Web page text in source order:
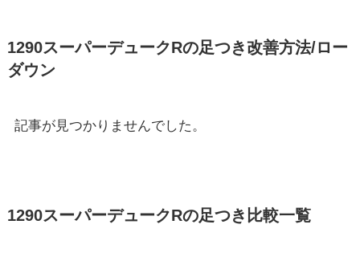
1290スーパーデュークRの足つき改善方法/ロー
ダウン
記事が見つかりませんでした。
1290スーパーデュークRの足つき比較一覧